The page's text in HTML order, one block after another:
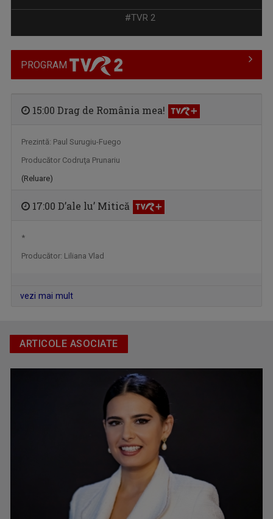
ȘTEFAN STOICA
ANDREI BĂRBULESCU
Andrei Bărbulescu s-a născut în 30 noiembrie ...
ALEXANDRU BUCUR
#TVR 2
PROGRAM
15:00 Drag de România mea!
Prezintă: Paul Surugiu-Fuego
Producător Codruţa Prunariu
(Reluare)
17:00 D’ale lu’ Mitică
*
Producător: Liliana Vlad
vezi mai mult
ARTICOLE ASOCIATE